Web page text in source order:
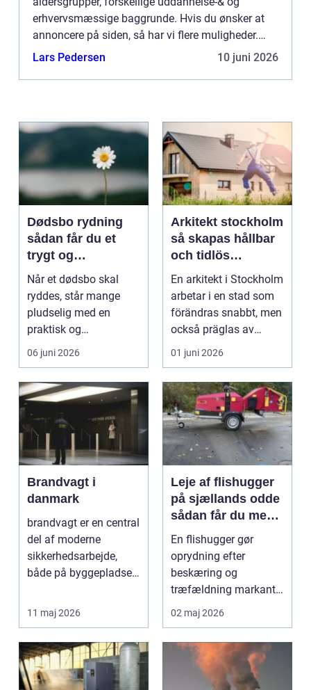
erhvervsmæssige baggrunde. Hvis du ønsker at
annoncere på siden, så har vi flere muligheder.
Bannerannoncering er blot én af mulighederne. Vil
Lars Pedersen 10 juni 2026
Dødsbo rydning
sådan får du et
trygt og
respektfuldt forløb
Når et dødsbo skal
ryddes, står mange
pludselig med en
praktisk og
følelsesmæssig
opgave på én gang....
06 juni 2026
Arkitekt stockholm
så skapas hållbar
och tidlös
arkitektur i
huvudstaden
En arkitekt i Stockholm
arbetar i en stad som
förändras snabbt, men
också präglas av
starka historis...
01 juni 2026
Brandvagt i
danmark
brandvagt er en central
del af moderne
sikkerhedsarbejde,
både på byggepladser,
11 maj 2026
Leje af flishugger
på sjællands odde
sådan får du mest
ud af arbejdet
En flishugger gør
oprydning efter
beskæring og
træfældning markant
lettere. I stedet for at
bruge we...
02 maj 2026